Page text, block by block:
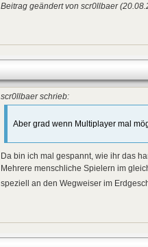
Beitrag geändert von scr0llbaer
scr0llbaer schrieb:
Aber grad wenn Multiplayer mal
Da bin ich mal gespannt, wie ihr das
Mehrere menschliche Spielern im
speziell an den Wegweiser im